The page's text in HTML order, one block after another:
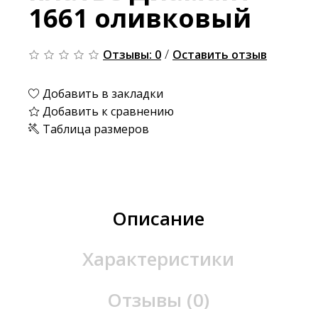
1661 оливковый
Отзывы: 0 / Оставить отзыв
Добавить в закладки
Добавить к сравнению
Таблица размеров
Описание
Характеристики
Отзывы (0)